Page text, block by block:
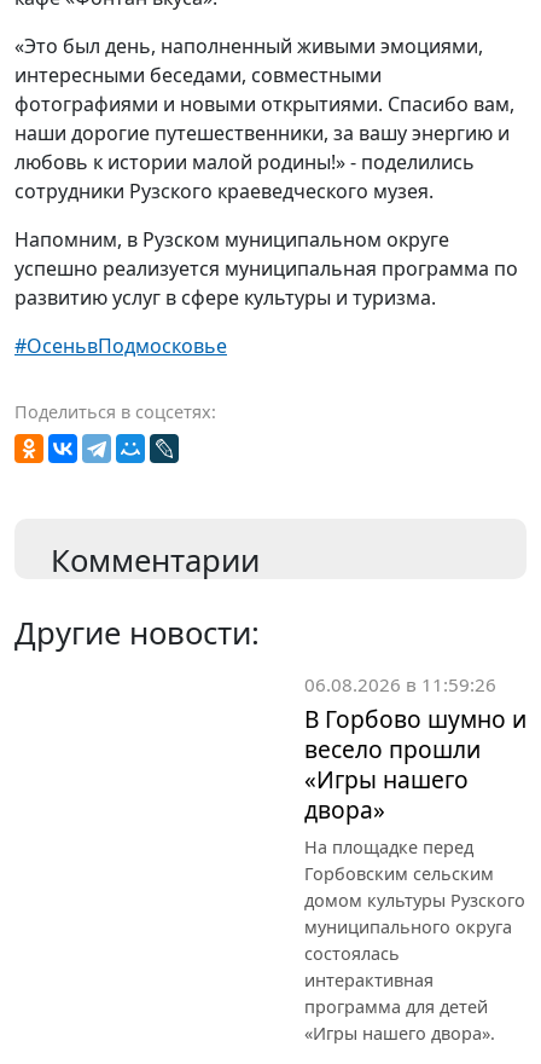
«Это был день, наполненный живыми эмоциями,
интересными беседами, совместными
фотографиями и новыми открытиями. Спасибо вам,
наши дорогие путешественники, за вашу энергию и
любовь к истории малой родины!» - поделились
сотрудники Рузского краеведческого музея.
Напомним, в Рузском муниципальном округе
успешно реализуется муниципальная программа по
развитию услуг в сфере культуры и туризма.
#ОсеньвПодмосковье
Поделиться в соцсетях:
Комментарии
Другие новости:
06.08.2026 в 11:59:26
В Горбово шумно и
весело прошли
«Игры нашего
двора»
На площадке перед
Горбовским сельским
домом культуры Рузского
муниципального округа
состоялась
интерактивная
программа для детей
«Игры нашего двора».